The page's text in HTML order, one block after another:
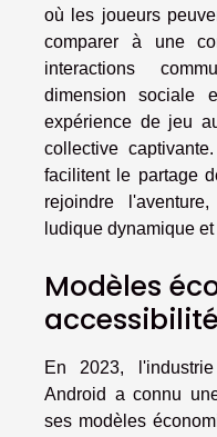
où les joueurs
comparer à une
interactions
dimension sociale
expérience de jeu
collective
facilitent le partage
rejoindre
ludique dynamique
Modèles
accessibilité
En 2023,
Android a connu
ses modèles